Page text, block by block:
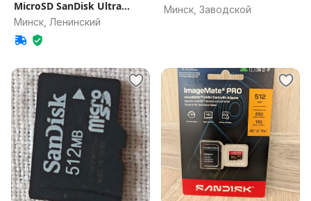
MicroSD SanDisk Ultra
UHS-1 A1
Минск, Ленинский
Минск, Заводской